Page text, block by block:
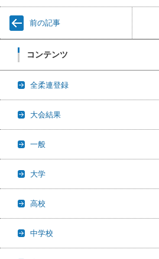
前の記事
コンテンツ
全柔連登録
大会結果
一般
大学
高校
中学校